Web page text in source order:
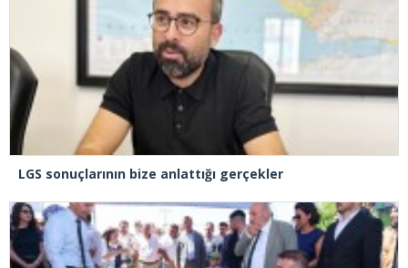
LGS sonuçlarının bize anlattığı gerçekler